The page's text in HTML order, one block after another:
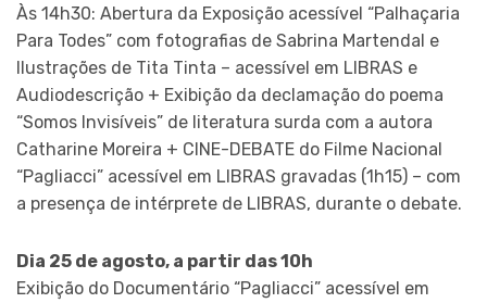
Às 14h30: Abertura da Exposição acessível “Palhaçaria
Para Todes” com fotografias de Sabrina Martendal e
Ilustrações de Tita Tinta – acessível em LIBRAS e
Audiodescrição + Exibição da declamação do poema
“Somos Invisíveis” de literatura surda com a autora
Catharine Moreira + CINE-DEBATE do Filme Nacional
“Pagliacci” acessível em LIBRAS gravadas (1h15) – com
a presença de intérprete de LIBRAS, durante o debate.
Dia 25 de agosto, a partir das 10h
Exibição do Documentário “Pagliacci” acessível em